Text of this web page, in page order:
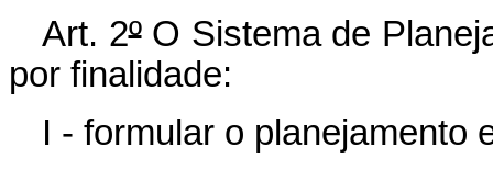
Art. 2ºO Sistema de
por finalidade:
I - formular o planejamento